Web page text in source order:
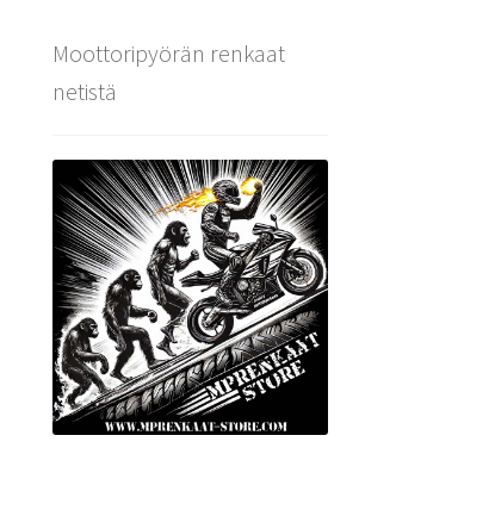
Moottoripyörän renkaat
netistä